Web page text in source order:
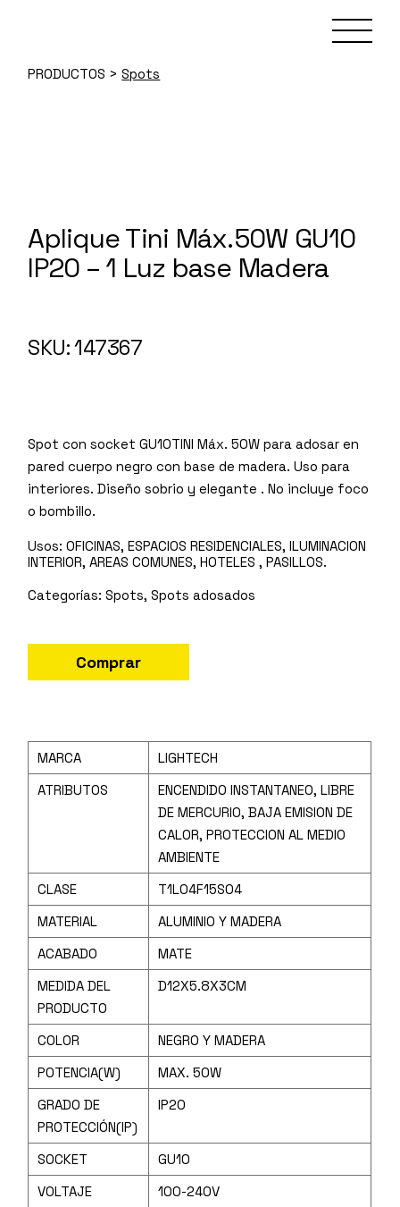
PRODUCTOS >Spots
Aplique Tini Máx.50W GU10
IP20 – 1 Luz base Madera
SKU: 147367
Spot con socket GU10TINI Máx. 50W para adosar en
pared cuerpo negro con base de madera. Uso para
interiores. Diseño sobrio y elegante . No incluye foco
o bombillo.
Usos:OFICINAS, ESPACIOS RESIDENCIALES, ILUMINACION
INTERIOR, AREAS COMUNES, HOTELES , PASILLOS.
Spots,Spots adosados
Comprar
MARCA
LIGHTECH
ATRIBUTOS
ENCENDIDO INSTANTANEO, LIBRE
DE MERCURIO, BAJA EMISION DE
CALOR, PROTECCION AL MEDIO
AMBIENTE
CLASE
T1L04F15S04
MATERIAL
ALUMINIO Y MADERA
ACABADO
MATE
MEDIDA DEL
PRODUCTO
D12X5.8X3CM
COLOR
NEGRO Y MADERA
POTENCIA(W)
MAX. 50W
GRADO DE
PROTECCIÓN(IP)
IP20
SOCKET
GU10
VOLTAJE
100-240V